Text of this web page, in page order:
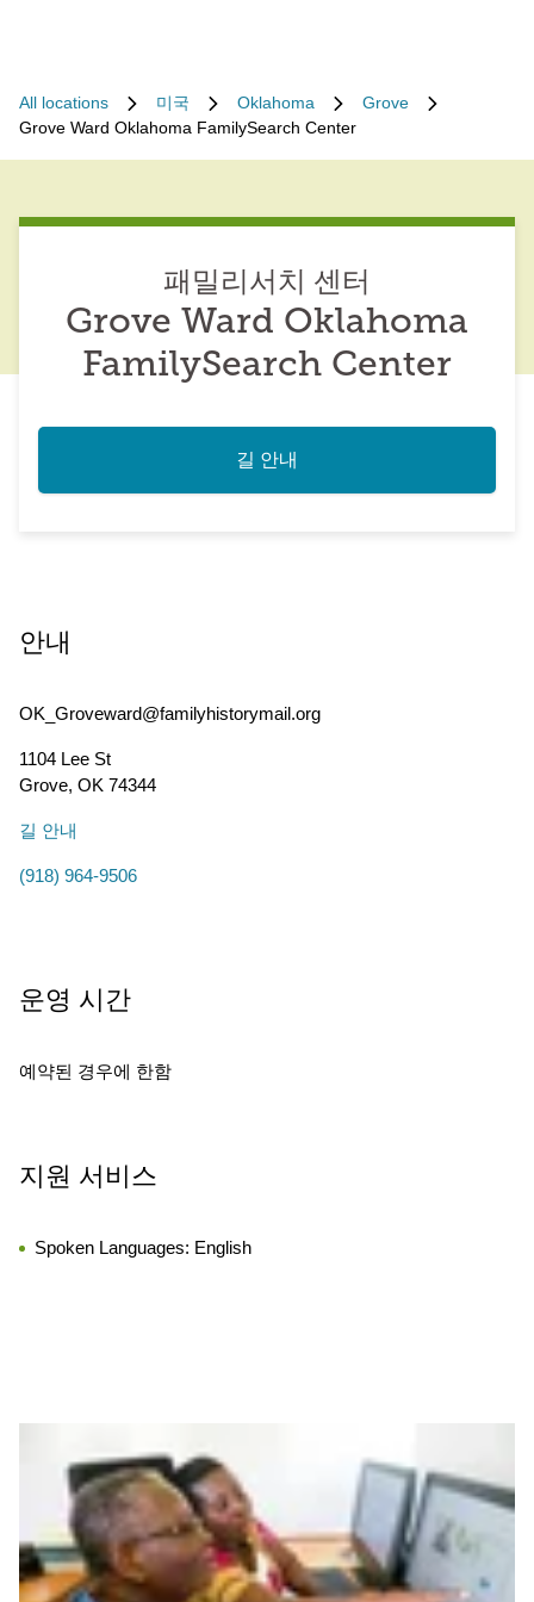
All locations 미국 Oklahoma
Grove
Grove Ward Oklahoma FamilySearch Center
패밀리서치 센터
Grove Ward Oklahoma
FamilySearch Center
길 안내
안내
OK_Groveward@familyhistorymail.org
1104 Lee St
Grove, OK 74344
길 안내
(918) 964-9506
운영 시간
예약된 경우에 한함
지원 서비스
Spoken Languages: English